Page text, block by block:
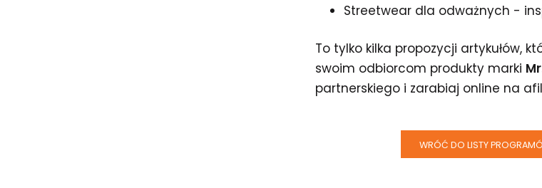
Streetwear dla odważnych -
To tylko kilka propozycji artykułów,
swoim odbiorcom produkty marki
partnerskiego i zarabiaj online na
WRÓĆ DO LISTY